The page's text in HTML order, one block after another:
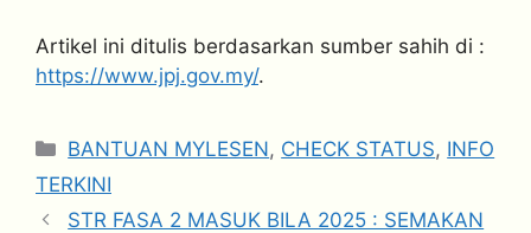
Artikel ini ditulis berdasarkan sumber sahih di :
https://www.jpj.gov.my/.
Categories
BANTUAN MYLESEN, CHECK STATUS, INFO
TERKINI
STR FASA 2 MASUK BILA 2025 : SEMAKAN